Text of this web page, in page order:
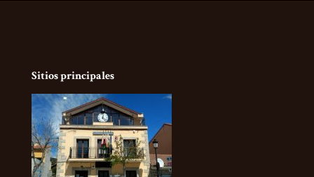
Sitios principales